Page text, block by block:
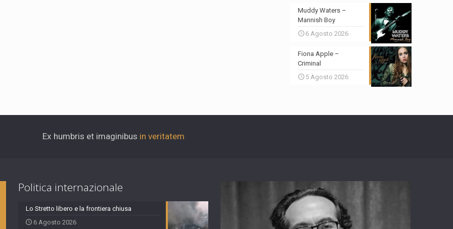
Muddy Waters –
Mannish Boy
6 Agosto 2026
Fiona Apple –
Criminal
5 Agosto 2026
Ex humbris et imaginibus in veritatem
Politica internazionale
Lo Stretto libero e la frontiera chiusa
6 Agosto 2026